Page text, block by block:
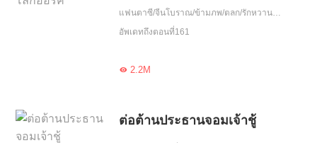
แฟนตาซี/จีนโบราณ/ข้ามภพ/ตลก/รักหวานฉ่ำ/น่ารัก/เอาแต่ใจ/ใจซื่อ
อัพเดทถึงตอนที่161
2.2M
ต่อต้านประธานจอมเจ้าชู้